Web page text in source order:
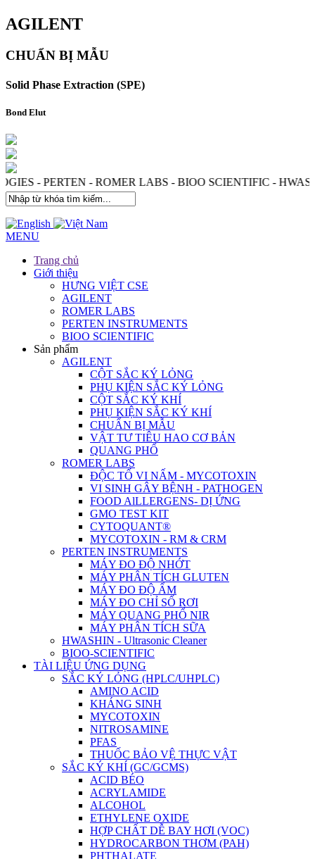
AGILENT
CHUẨN BỊ MẪU
Solid Phase Extraction (SPE)
Bond Elut
- PERTEN - ROMER LABS - BIOO SCIENTIFIC -
MENU
Trang chủ
Giới thiệu
HƯNG VIỆT CSE
AGILENT
ROMER LABS
PERTEN INSTRUMENTS
BIOO SCIENTIFIC
Sản phẩm
AGILENT
CỘT SẮC KÝ LỎNG
PHỤ KIỆN SẮC KÝ LỎNG
CỘT SẮC KÝ KHÍ
PHỤ KIỆN SẮC KÝ KHÍ
CHUẨN BỊ MẪU
VẬT TƯ TIÊU HAO CƠ BẢN
QUANG PHỔ
ROMER LABS
ĐỘC TỐ VI NẤM - MYCOTOXIN
VI SINH GÂY BỆNH - PATHOGEN
FOOD AlLLERGENS- DỊ ỨNG
GMO TEST KIT
CYTOQUANT®
MYCOTOXIN - RM & CRM
PERTEN INSTRUMENTS
MÁY ĐO ĐỘ NHỚT
MÁY PHÂN TÍCH GLUTEN
MÁY ĐO ĐỘ ẨM
MÁY ĐO CHỈ SỐ RƠI
MÁY QUANG PHỔ NIR
MÁY PHÂN TÍCH SỮA
HWASHIN - Ultrasonic Cleaner
BIOO-SCIENTIFIC
TÀI LIỆU ỨNG DỤNG
SẮC KÝ LỎNG (HPLC/UHPLC)
AMINO ACID
KHÁNG SINH
MYCOTOXIN
NITROSAMINE
PFAS
THUỐC BẢO VỆ THỰC VẬT
SẮC KÝ KHÍ (GC/GCMS)
ACID BÉO
ACRYLAMIDE
ALCOHOL
ETHYLENE OXIDE
HỢP CHẤT DỄ BAY HƠI (VOC)
HYDROCARBON THƠM (PAH)
PHTHALATE